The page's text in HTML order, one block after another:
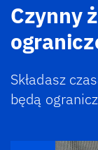
Czynny
Składasz
będą